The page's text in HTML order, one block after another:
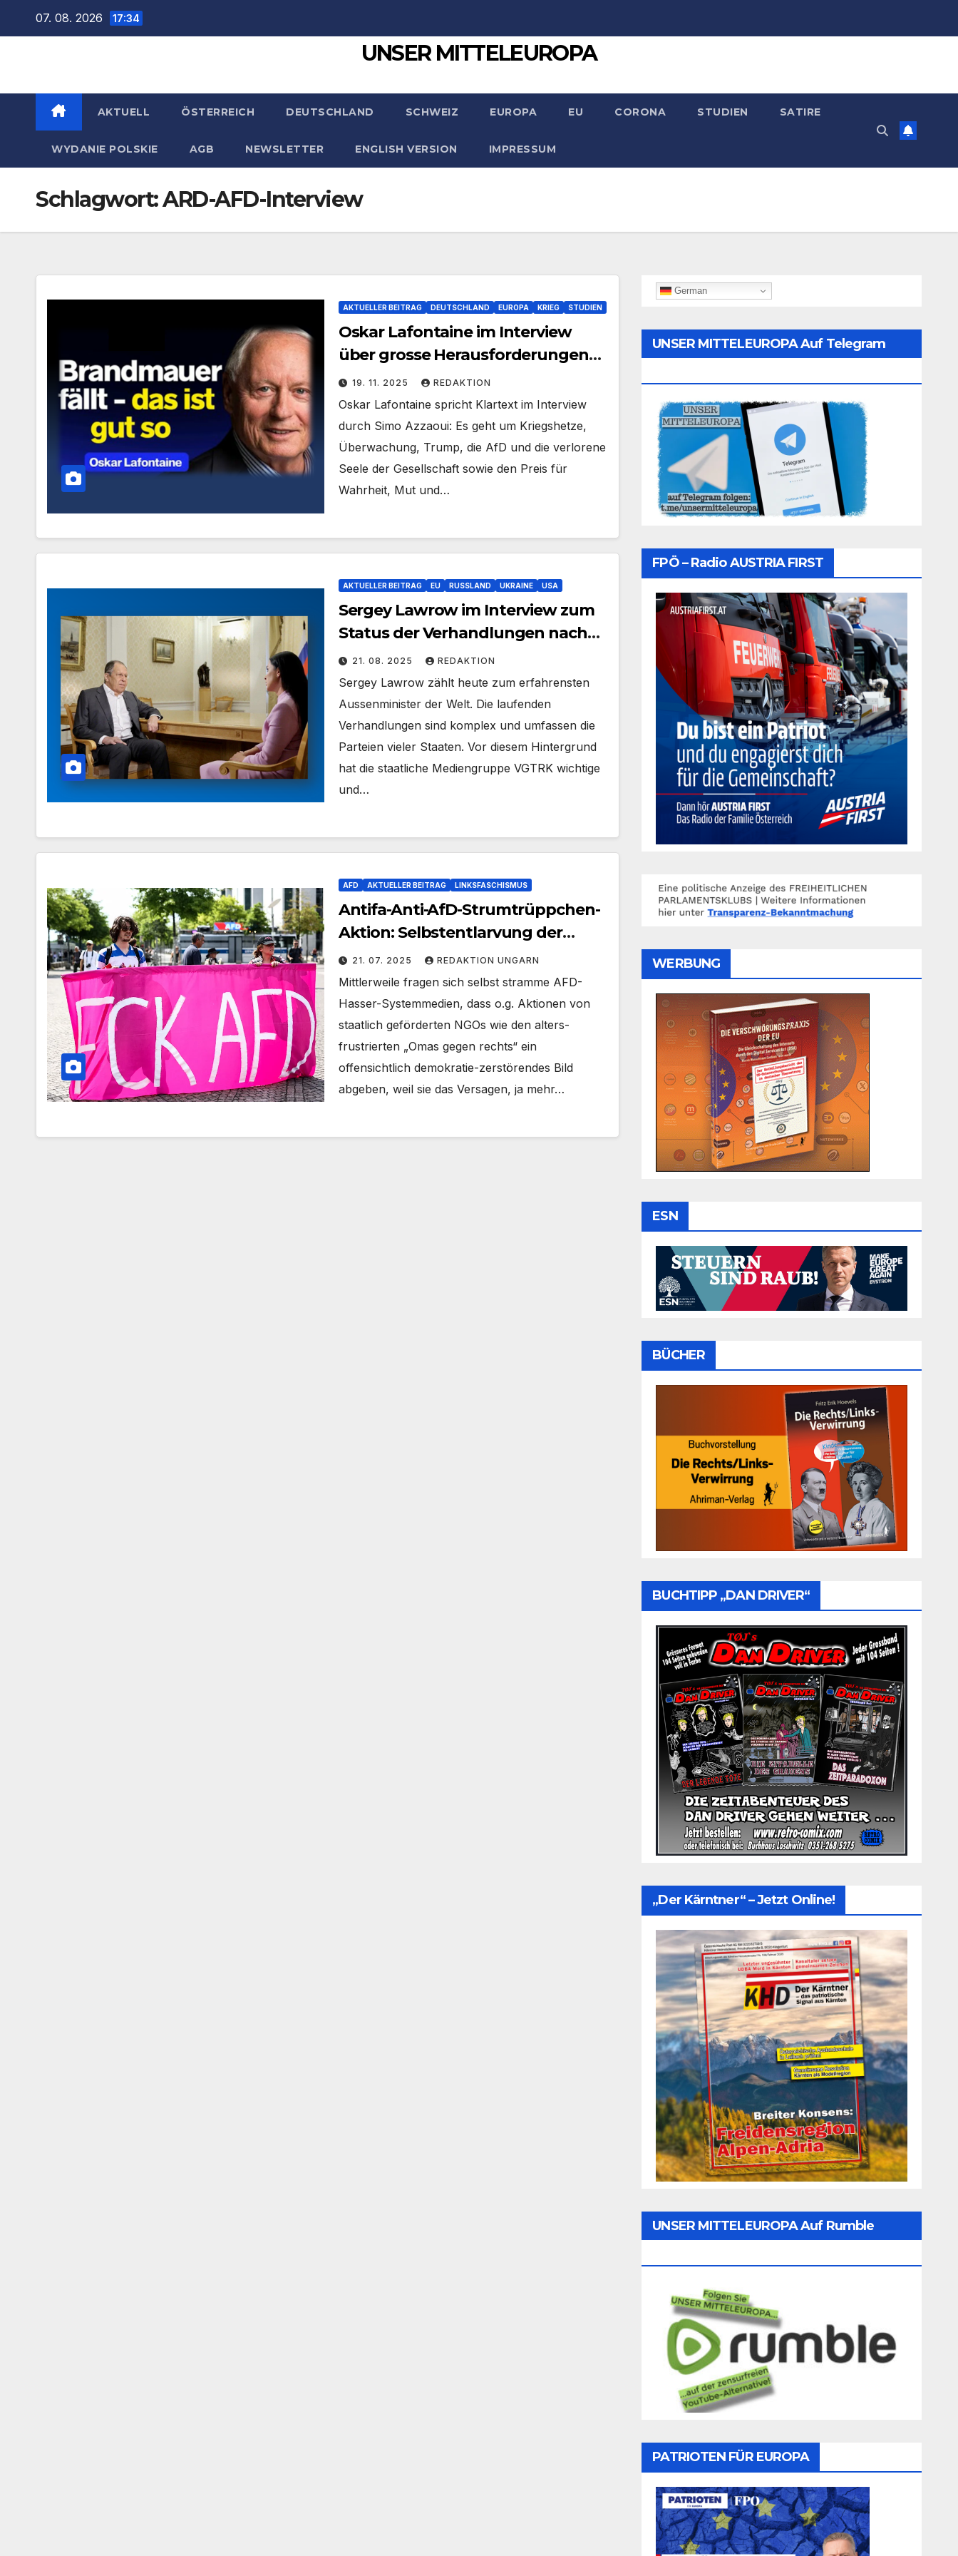
07. 08. 2026 17:34
UNSER MITTELEUROPA
AKTUELL ÖSTERREICH DEUTSCHLAND SCHWEIZ EUROPA EU CORONA STUDIEN SATIRE
WYDANIE POLSKIE AGB NEWSLETTER ENGLISH VERSION IMPRESSUM
Schlagwort:ARD-AFD-Interview
AKTUELLER BEITRAG DEUTSCHLAND EUROPA KRIEG STUDIEN
Oskar Lafontaine im Interview
über grosse Herausforderungen
unserer Zeit
19. 11. 2025 REDAKTION
Oskar Lafontaine spricht Klartext im Interview
durch Simo Azzaoui: Es geht um Kriegshetze,
Überwachung, Trump, die AfD und die verlorene
Seele der Gesellschaft sowie den Preis für
Wahrheit, Mut und…
AKTUELLER BEITRAG EU RUSSLAND UKRAINE USA
Sergey Lawrow im Interview zum
Status der Verhandlungen nach
Alaska
21. 08. 2025 REDAKTION
Sergey Lawrow zählt heute zum erfahrensten
Aussenminister der Welt. Die laufenden
Verhandlungen sind komplex und umfassen die
Parteien vieler Staaten. Vor diesem Hintergrund
hat die staatliche Mediengruppe VGTRK wichtige
und…
AFD AKTUELLER BEITRAG LINKSFASCHISMUS
Antifa-Anti-AfD-Strumtrüppchen-
Aktion: Selbstentlarvung der
Blockparteien-Demokratur
(Videos)
21. 07. 2025 REDAKTION UNGARN
Mittlerweile fragen sich selbst stramme AFD-
Hasser-Systemmedien, dass o.g. Aktionen von
staatlich geförderten NGOs wie den alters-
frustrierten „Omas gegen rechts“ ein
offensichtlich demokratie-zerstörendes Bild
abgeben, weil sie das Versagen, ja mehr…
German
UNSER MITTELEUROPA Auf Telegram
FPÖ – Radio AUSTRIA FIRST
WERBUNG
ESN
BÜCHER
BUCHTIPP „DAN DRIVER“
„Der Kärntner“ – Jetzt Online!
UNSER MITTELEUROPA Auf Rumble
PATRIOTEN FÜR EUROPA